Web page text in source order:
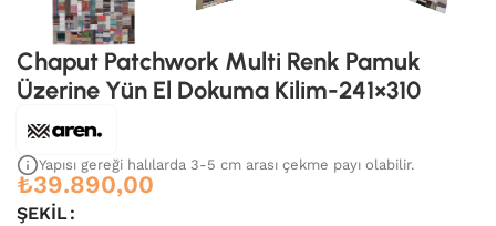
Chaput Patchwork Multi Renk Pamuk
Üzerine Yün El Dokuma Kilim-241×310
Yapısı gereği halılarda 3-5 cm arası çekme payı olabilir.
₺39.890,00
ŞEKIL